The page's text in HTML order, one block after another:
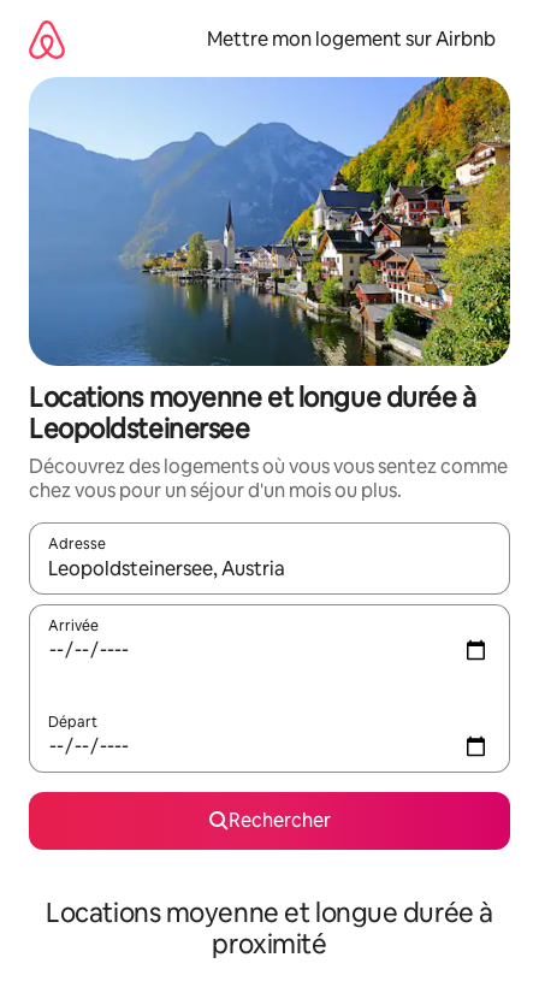
directement
contenu
Mettre mon logement sur Airbnb
Locations moyenne et longue durée à
Leopoldsteinersee
Découvrez des logements où vous vous sentez comme
chez vous pour un séjour d'un mois ou plus.
Adresse
Lorsque les résultats s'affichent, utilisez les flèches vers le
Arrivée
Départ
Rechercher
Locations moyenne et longue durée à
proximité